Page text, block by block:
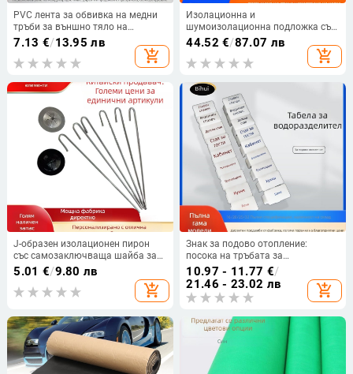
PVC лента за обвивка на медни
тръби за външно тяло на
климатик – без лепило, изолация,
водоустойчива; Спецификации:
Материал PVC;
Работна температура 200;
Удължение при разкъсване ≥30;
Компресивна якост ≥30
7.13 €/13.95 лв
add_shopping_cart
Изолационна и
шумоизолационна подложка със
самозалепващо покритие;
основен материал: полиестерно
влакно; форма: влакнеста;
топлопроводност: 0,056 W/mK;
работна температура: 200°C
44.52 €/87.07 лв
add_shopping_cart
J-образен изолационен пирон
със самозаключваща шайба за
мрежа против птици на соларни
панели • Материал: неръждаема
стомана • Ядро: неръждаема
стомана и алуминий • Работна
температура: 200°C •
Топлопроводимост: 0.03 W/mK •
Класа: A
5.01 €/9.80 лв
add_shopping_cart
Знак за подово отопление:
посока на тръбата за
разпределител, означение на
геотермалната тръба, клип за
ориентация на стаята
10.97 - 11.77 €/
21.46 - 23.02 лв
add_shopping_cart